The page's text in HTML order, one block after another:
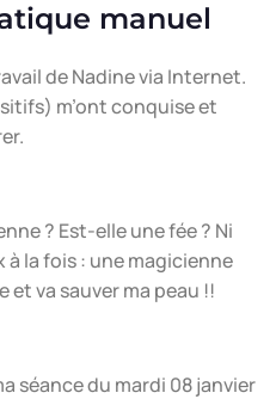
manuel
de Nadine via Internet.
m’ont conquise et
? Est-elle une fée ? Ni
à la fois : une magicienne
va sauver ma peau !!
séance du mardi 08 janvier